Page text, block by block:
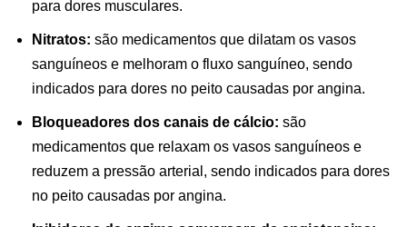
para dores musculares.
Nitratos: são medicamentos que dilatam os vasos
sanguíneos e melhoram o fluxo sanguíneo, sendo
indicados para dores no peito causadas por angina.
Bloqueadores dos canais de cálcio: são
medicamentos que relaxam os vasos sanguíneos e
reduzem a pressão arterial, sendo indicados para dores
no peito causadas por angina.